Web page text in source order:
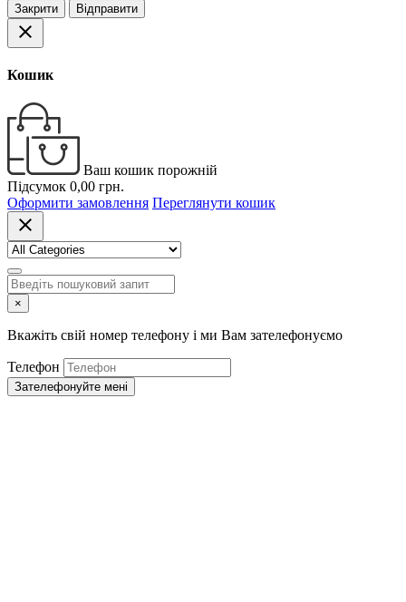
Закрити Відправити
close
Кошик
Ваш кошик порожній
Підсумок 0,00 грн.
Оформити замовлення Переглянути кошик
close
×
Вкажіть свій номер телефону і ми Вам зателефонуємо
Телефон
Зателефонуйте мені